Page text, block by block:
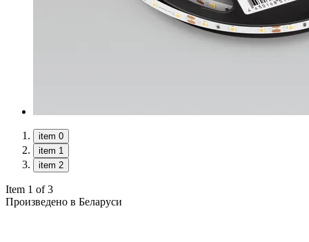
item 0
item 1
item 2
Item 1 of 3
Произведено в Беларуси